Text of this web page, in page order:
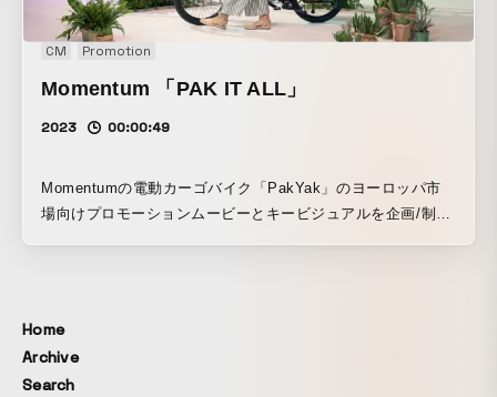
CM Promotion
Momentum 「PAK IT ALL」
2023 00:00:49
Momentumの電動カーゴバイク「PakYak」のヨーロッパ市
場向けプロモーションムービーとキービジュアルを企画/制作
しています。
Home
Archive
Search